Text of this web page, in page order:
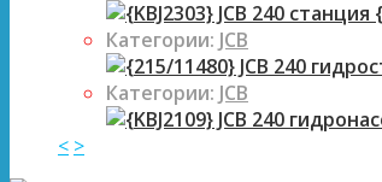
Категории: JCB
Категории: JCB
< >